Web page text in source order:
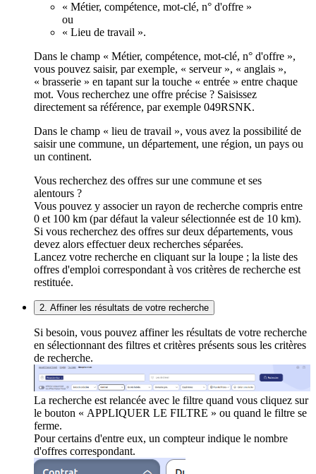
« Métier, compétence, mot-clé, n° d'offre »
ou
« Lieu de travail ».
Dans le champ « Métier, compétence, mot-clé, n° d'offre »,
vous pouvez saisir, par exemple, « serveur », « anglais »,
« brasserie » en tapant sur la touche « entrée » entre chaque
mot. Vous recherchez une offre précise ? Saisissez
directement sa référence, par exemple 049RSNK.
Dans le champ « lieu de travail », vous avez la possibilité de
saisir une commune, un département, une région, un pays ou
un continent.
Vous recherchez des offres sur une commune et ses
alentours ?
Vous pouvez y associer un rayon de recherche compris entre
0 et 100 km (par défaut la valeur sélectionnée est de 10 km).
Si vous recherchez des offres sur deux départements, vous
devez alors effectuer deux recherches séparées.
Lancez votre recherche en cliquant sur la loupe ; la liste des
offres d'emploi correspondant à vos critères de recherche est
restituée.
2. Affiner les résultats de votre recherche
Si besoin, vous pouvez affiner les résultats de votre recherche
en sélectionnant des filtres et critères présents sous les critères
de recherche.
La recherche est relancée avec le filtre quand vous cliquez sur
le bouton « APPLIQUER LE FILTRE » ou quand le filtre se
ferme.
Pour certains d'entre eux, un compteur indique le nombre
d'offres correspondant.